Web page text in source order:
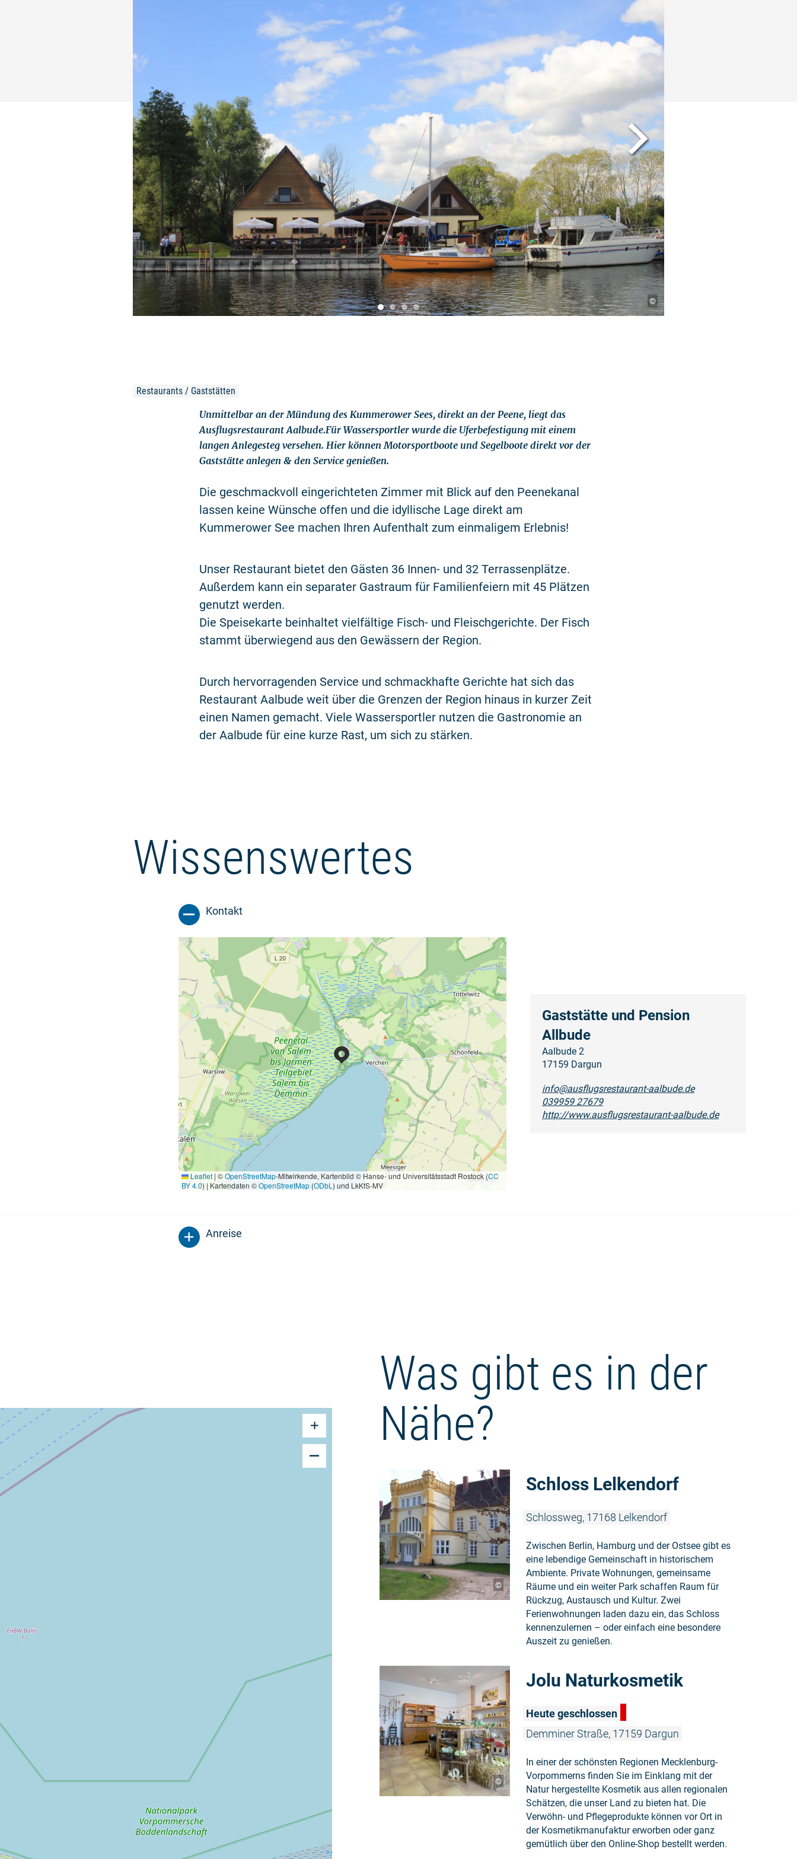
©
Restaurants / Gaststätten
Unmittelbar an der Mündung des Kummerower Sees, direkt an der Peene, liegt das
Ausflugsrestaurant Aalbude.Für Wassersportler wurde die Uferbefestigung mit einem
langen Anlegesteg versehen. Hier können Motorsportboote und Segelboote direkt vor der
Gaststätte anlegen & den Service genießen.
Die geschmackvoll eingerichteten Zimmer mit Blick auf den Peenekanal
lassen keine Wünsche offen und die idyllische Lage direkt am
Kummerower See machen Ihren Aufenthalt zum einmaligem Erlebnis!
Unser Restaurant bietet den Gästen 36 Innen- und 32 Terrassenplätze.
Außerdem kann ein separater Gastraum für Familienfeiern mit 45 Plätzen
genutzt werden.
Die Speisekarte beinhaltet vielfältige Fisch- und Fleischgerichte. Der Fisch
stammt überwiegend aus den Gewässern der Region.
Durch hervorragenden Service und schmackhafte Gerichte hat sich das
Restaurant Aalbude weit über die Grenzen der Region hinaus in kurzer Zeit
einen Namen gemacht. Viele Wassersportler nutzen die Gastronomie an
der Aalbude für eine kurze Rast, um sich zu stärken.
Wissenswertes
Kontakt
Leaflet | ©OpenStreetMap-Mitwirkende, Kartenbild © Hanse- und Universitätsstadt Rostock (CC
BY 4.0) | Kartendaten ©OpenStreetMap(ODbL ) und LkKfS-MV
Gaststätte und Pension
Allbude
Aalbude 2
17159 Dargun
info@ausflugsrestaurant-aalbude.de
039959 27679
http://www.ausflugsrestaurant-aalbude.de
Anreise
Was gibt es in der
Nähe?
©
Schloss Lelkendorf
Schlossweg, 17168 Lelkendorf
Zwischen Berlin, Hamburg und der Ostsee gibt es
eine lebendige Gemeinschaft in historischem
Ambiente. Private Wohnungen, gemeinsame
Räume und ein weiter Park schaffen Raum für
Rückzug, Austausch und Kultur. Zwei
Ferienwohnungen laden dazu ein, das Schloss
kennenzulernen – oder einfach eine besondere
Auszeit zu genießen.
©
Jolu Naturkosmetik
Heute geschlossen
Demminer Straße, 17159 Dargun
In einer der schönsten Regionen Mecklenburg-
Vorpommerns finden Sie im Einklang mit der
Natur hergestellte Kosmetik aus allen regionalen
Schätzen, die unser Land zu bieten hat. Die
Verwöhn- und Pflegeprodukte können vor Ort in
der Kosmetikmanufaktur erworben oder ganz
gemütlich über den Online-Shop bestellt werden.